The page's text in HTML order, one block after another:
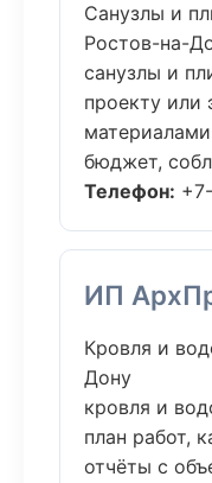
Санузлы и
Ростов-на-
санузлы и
проекту или
бюджет,
Телефон:
ИП
Кровля и
Дону
кровля и
план работ,
отчёты с